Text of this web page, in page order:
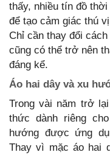
thấy, nhiều tín đồ thời
để tạo cảm giác thú
Chỉ cần thay đổi
cũng có thể trở nên
đáng kể.
Áo hai dây và xu
Trong vài năm trở
thức dành riêng
hướng được ứng
Thay vì mặc áo hai